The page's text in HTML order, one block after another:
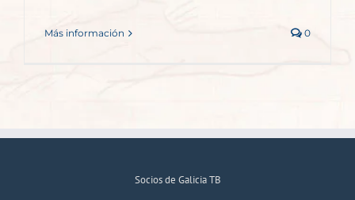
Más información 0
Socios de Galicia TB